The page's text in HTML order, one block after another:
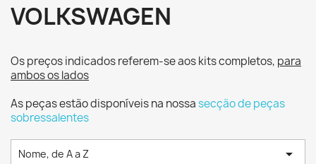
VOLKSWAGEN
Os preços indicados referem-se aos kits completos, para
ambos os lados
As peças estão disponíveis na nossasecção de peças
sobressalentes
Nome, de A a Z 